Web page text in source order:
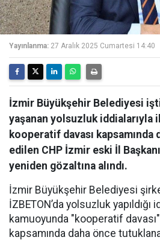
Yayınlanma: 27 Aralık 2025 Cumartesi 14:40
İzmir Büyükşehir Belediyesi
yaşanan yolsuzluk
kooperatif davası
edilen CHP İzmir eski İl
yeniden gözaltına alındı.
İzmir Büyükşehir Belediyesi
İZBETON’da yolsuzluk
kamuoyunda "kooperatif
kapsamında daha önce